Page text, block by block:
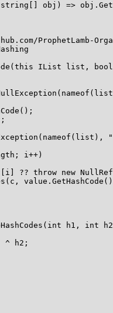
obj) =>
ProphetLamb-
IList list,
i++)
?? throw new
h1, int
^ h2;